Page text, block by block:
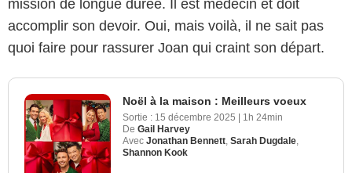
mission de longue durée. Il est médecin et doit
accomplir son devoir. Oui, mais voilà, il ne sait pas
quoi faire pour rassurer Joan qui craint son départ.
Noël à la maison : Meilleurs voeux
Sortie : 15 décembre 2025 | 1h 24min
De Gail Harvey
Avec Jonathan Bennett Sarah Dugdale
Shannon Kook